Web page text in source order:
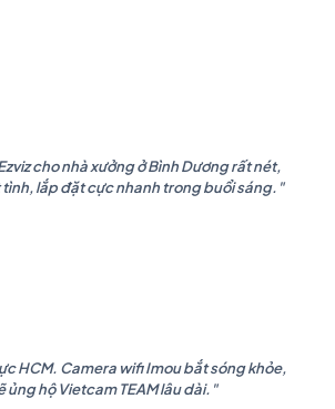
cho nhà xưởng ở Bình Dương rất nét,
tình, lắp đặt cực nhanh trong buổi sáng."
HCM. Camera wifi Imou bắt sóng khỏe,
ủng hộ Vietcam TEAM lâu dài."